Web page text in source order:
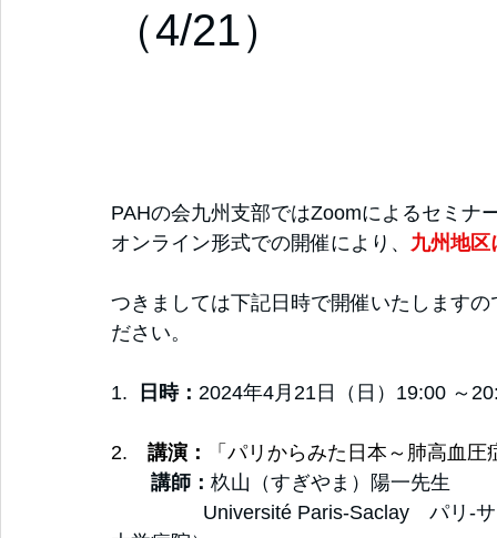
（4/
PAHの会九州支部ではZoomによるセミナ
オンライン形式での開催により、 九州地区
つきましては下記日時で開催いたします
ださい。
1. 日時： 2024年4月21日（日）19:00 ～
2. 講演：
「パリからみた日本～肺高血
講師： 杦山（すぎやま）陽一先生